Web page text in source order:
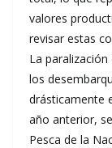
valores
revisar estas
La
los
drásticamente
año anterior,
Pesca de la